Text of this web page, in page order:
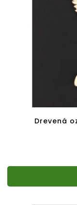
Drevená